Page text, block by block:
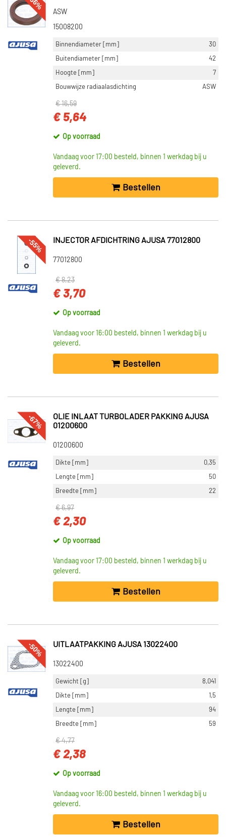
ASW
15008200
Binnendiameter [mm]
30
Buitendiameter [mm]
42
Hoogte [mm]
7
Bouwwijze radiaalasdichting
ASW
€ 16,59
€ 5,64
Op voorraad
Vandaag voor 17:00 besteld, binnen 1 werkdag bij u
geleverd.
Bestellen
-55% INJECTOR AFDICHTRING AJUSA 77012800
77012800
€ 8,23
€ 3,70
Op voorraad
Vandaag voor 16:00 besteld, binnen 1 werkdag bij u
geleverd.
Bestellen
-67%
OLIE INLAAT TURBOLADER PAKKING AJUSA
01200600
01200600
Dikte [mm]
0,35
Lengte [mm]
50
Breedte [mm]
22
€ 6,97
€ 2,30
Op voorraad
Vandaag voor 17:00 besteld, binnen 1 werkdag bij u
geleverd.
Bestellen
-50% UITLAATPAKKING AJUSA 13022400
13022400
Gewicht [g]
8,041
Dikte [mm]
1,5
Lengte [mm]
94
Breedte [mm]
59
€ 4,77
€ 2,38
Op voorraad
Vandaag voor 16:00 besteld, binnen 1 werkdag bij u
geleverd.
Bestellen